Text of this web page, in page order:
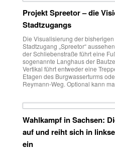
Projekt Spreetor – die
Stadtzugangs
Die Visualisierung der
Stadtzugang „Spreetor“
der Schliebenstraße führt eine
sogenannte Langhaus der
Vertikal führt entweder eine
Etagen des Burgwasserturms
Reymann-Weg. Optional kann
Wahlkampf in Sachsen:
auf und reiht sich in
ein